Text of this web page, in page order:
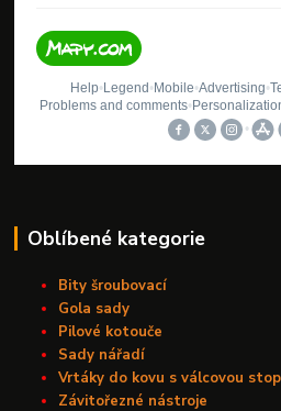
Oblíbené kategorie
Bity šroubovací
Gola sady
Pilové kotouče
Sady nářadí
Vrtáky do kovu s válcovou
Závitořezné nástroje